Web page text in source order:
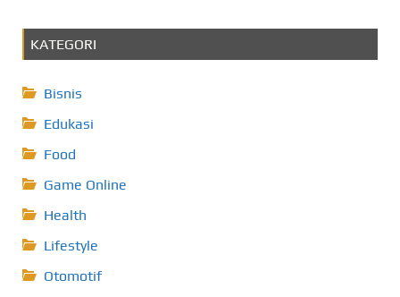
KATEGORI
Bisnis
Edukasi
Food
Game Online
Health
Lifestyle
Otomotif